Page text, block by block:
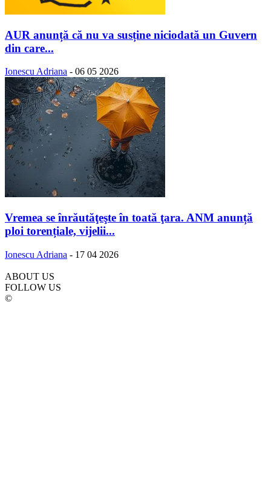
AUR anunță că nu va susține niciodată un Guvern
din care...
Ionescu Adriana - 06 05 2026
Vremea se înrăutăţeşte în toată ţara. ANM anunță
ploi torențiale, vijelii...
Ionescu Adriana - 17 04 2026
ABOUT US
FOLLOW US
©